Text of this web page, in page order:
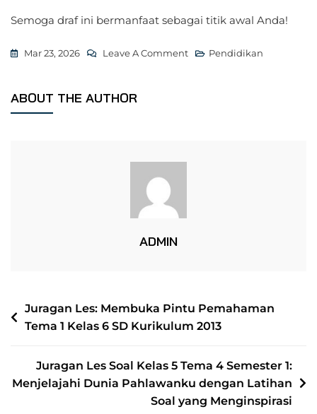
Semoga draf ini bermanfaat sebagai titik awal Anda!
Mar 23, 2026 Leave A CommentOn
Pendidikan
ABOUT THE AUTHOR
ADMIN
NAVIGASI
POS
Juragan Les: Membuka Pintu Pemahaman
Tema 1 Kelas 6 SD Kurikulum 2013
Juragan Les Soal Kelas 5 Tema 4 Semester 1:
Menjelajahi Dunia Pahlawanku dengan Latihan
Soal yang Menginspirasi